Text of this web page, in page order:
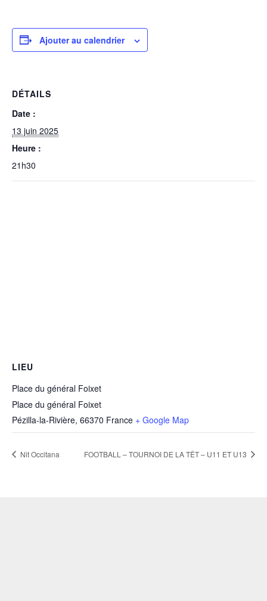
Ajouter au calendrier
DÉTAILS
Date :
13 juin 2025
Heure :
21h30
LIEU
Place du général Foixet
Place du général Foixet
Pézilla-la-Rivière, 66370 France + Google Map
Nit Occitana FOOTBALL – TOURNOI DE LA TÊT – U11 ET U13